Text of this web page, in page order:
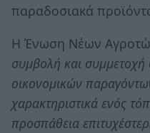
παραδοσιακά
Η Ένωση Νέων
συμβολή και
οικονομικών
χαρακτηριστικά ενός
προσπάθεια